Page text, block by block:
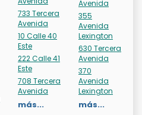
733 Tercera
Avenida
10 Calle 40
Este
222 Calle 41
Este
708 Tercera
Avenida
más...
Avenida
355
Avenida
Lexington
630 Tercera
Avenida
370
Avenida
Lexington
más...